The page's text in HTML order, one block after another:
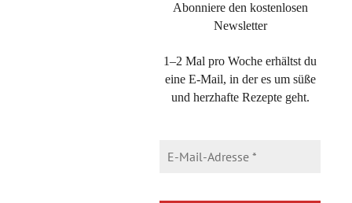
Abonniere den kostenlosen
Newsletter
1–2 Mal pro Woche erhältst du
eine E-Mail, in der es um süße
und herzhafte Rezepte geht.